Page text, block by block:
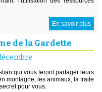
En savoir plus
de la Gardette
qui vous feront partager leurs
montagne, les animaux, la traite
pour vous.